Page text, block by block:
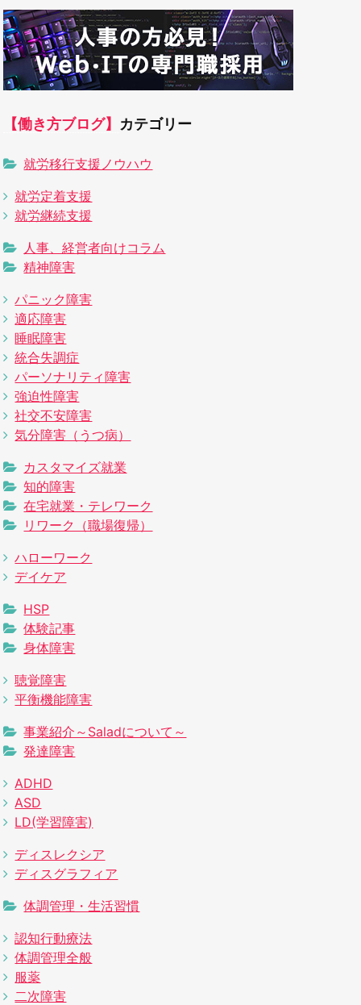
【働き方ブログ】 カテゴリー
就労移行支援ノウハウ
就労定着支援
就労継続支援
人事、経営者向けコラム
精神障害
パニック障害
適応障害
睡眠障害
統合失調症
パーソナリティ障害
強迫性障害
社交不安障害
気分障害（うつ病）
カスタマイズ就業
知的障害
在宅就業・テレワーク
リワーク（職場復帰）
ハローワーク
デイケア
HSP
体験記事
身体障害
聴覚障害
平衡機能障害
事業紹介～Saladについて～
発達障害
ADHD
ASD
LD(学習障害)
ディスレクシア
ディスグラフィア
体調管理・生活習慣
認知行動療法
体調管理全般
服薬
二次障害